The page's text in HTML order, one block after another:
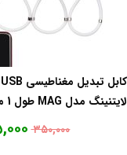
لایتنینگ مدل MAG طول 1 متر
۳۵۰,۰۰۰